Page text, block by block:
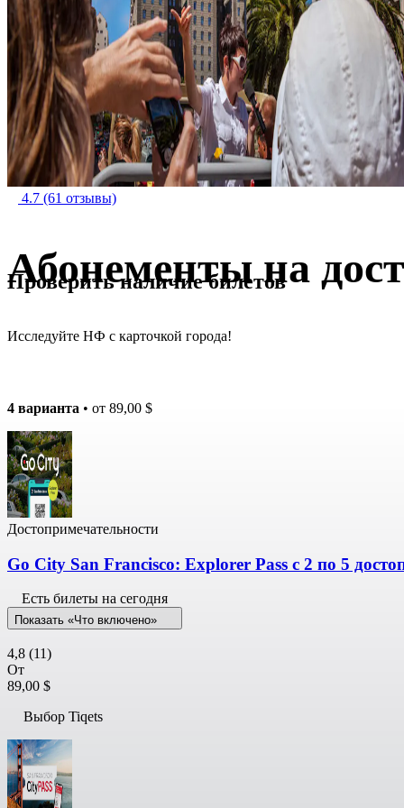
4.7 (61 отзывы)
Абонементы на
Исследуйте НФ с карточкой города!
Проверить наличие билетов
4 варианта • от 89,00 $
Достопримечательности
Go City San Francisco: Explorer Pass с 2 по 5
Есть билеты на сегодня
Показать «Что включено»
4,8 (11)
От
89,00 $
Выбор Tiqets